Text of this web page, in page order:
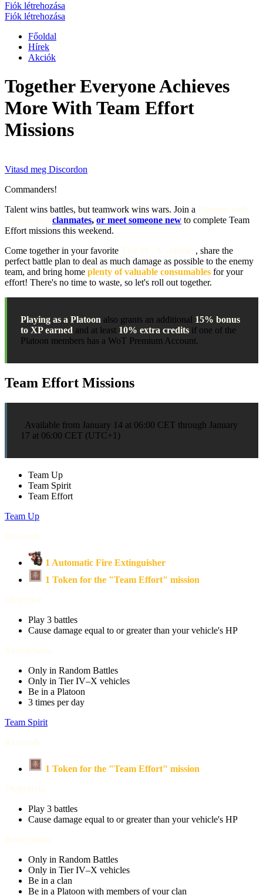
Fiók létrehozása
Fiók létrehozása
Főoldal
Hírek
Akciók
Together Everyone Achieves
More With Team Effort
Missions
Vitasd meg Discordon
Commanders!
Talent wins battles, but teamwork wins wars. Join a
clanmates, or meet someone new to complete Team
Effort missions this weekend.
Come together in your favorite
, share the
perfect battle plan to deal as much damage as possible to the enemy
team, and bring home plenty of valuable consumables for your
effort! There's no time to waste, so let's roll out together.
Playing as a Platoon also grants an additional 15% bonus
to XP earned and at least 10% extra credits if one of the
Platoon members has a WoT Premium Account.
Team Effort Missions
Available from January 14 at 06:00 CET through January
17 at 06:00 CET (UTC+1)
Team Up
Team Spirit
Team Effort
Team Up
1 Automatic Fire Extinguisher
1 Token for the "Team Effort" mission
Play 3 battles
Cause damage equal to or greater than your vehicle's HP
Only in Random Battles
Only in Tier IV–X vehicles
Be in a Platoon
3 times per day
Team Spirit
1 Token for the "Team Effort" mission
Play 3 battles
Cause damage equal to or greater than your vehicle's HP
Only in Random Battles
Only in Tier IV–X vehicles
Be in a clan
Be in a Platoon with members of your clan